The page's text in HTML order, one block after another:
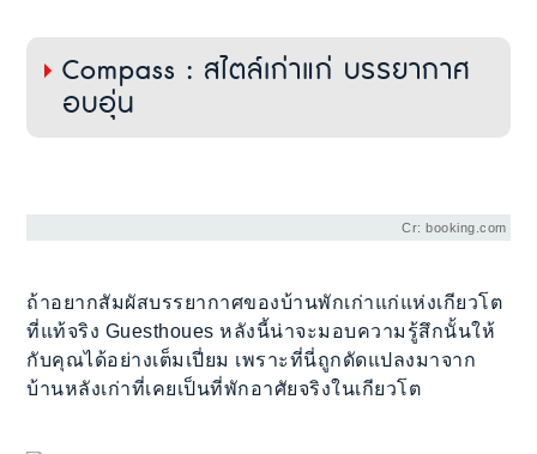
Compass : สไตล์เก่าแก่ บรรยากาศ
อบอุ่น
Cr: booking.com
ถ้าอยากสัมผัสบรรยากาศของบ้านพักเก่าแก่แห่งเกียวโต
ที่แท้จริง Guesthoues หลังนี้น่าจะมอบความรู้สึกนั้นให้
กับคุณได้อย่างเต็มเปี่ยม เพราะที่นี่ถูกดัดแปลงมาจาก
บ้านหลังเก่าที่เคยเป็นที่พักอาศัยจริงในเกียวโต